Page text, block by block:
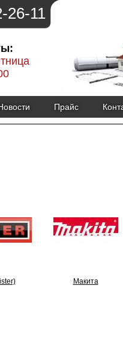
26-11
Прайс
Макита